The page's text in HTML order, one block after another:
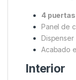
4 puertas
Panel de
Dispenser
Acabado
Interior